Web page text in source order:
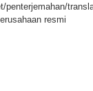
penterjemahan/
resmi